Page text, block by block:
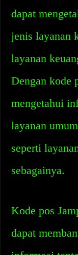
dapat
jenis layanan
layanan
Dengan kode
mengetahui
layanan
seperti
sebagainya.
Kode pos
dapat